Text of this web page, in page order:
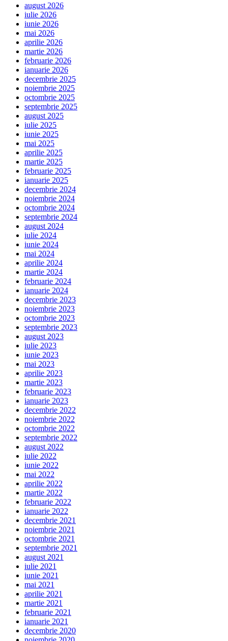
august 2026
iulie 2026
iunie 2026
mai 2026
aprilie 2026
martie 2026
februarie 2026
ianuarie 2026
decembrie 2025
noiembrie 2025
octombrie 2025
septembrie 2025
august 2025
iulie 2025
iunie 2025
mai 2025
aprilie 2025
martie 2025
februarie 2025
ianuarie 2025
decembrie 2024
noiembrie 2024
octombrie 2024
septembrie 2024
august 2024
iulie 2024
iunie 2024
mai 2024
aprilie 2024
martie 2024
februarie 2024
ianuarie 2024
decembrie 2023
noiembrie 2023
octombrie 2023
septembrie 2023
august 2023
iulie 2023
iunie 2023
mai 2023
aprilie 2023
martie 2023
februarie 2023
ianuarie 2023
decembrie 2022
noiembrie 2022
octombrie 2022
septembrie 2022
august 2022
iulie 2022
iunie 2022
mai 2022
aprilie 2022
martie 2022
februarie 2022
ianuarie 2022
decembrie 2021
noiembrie 2021
octombrie 2021
septembrie 2021
august 2021
iulie 2021
iunie 2021
mai 2021
aprilie 2021
martie 2021
februarie 2021
ianuarie 2021
decembrie 2020